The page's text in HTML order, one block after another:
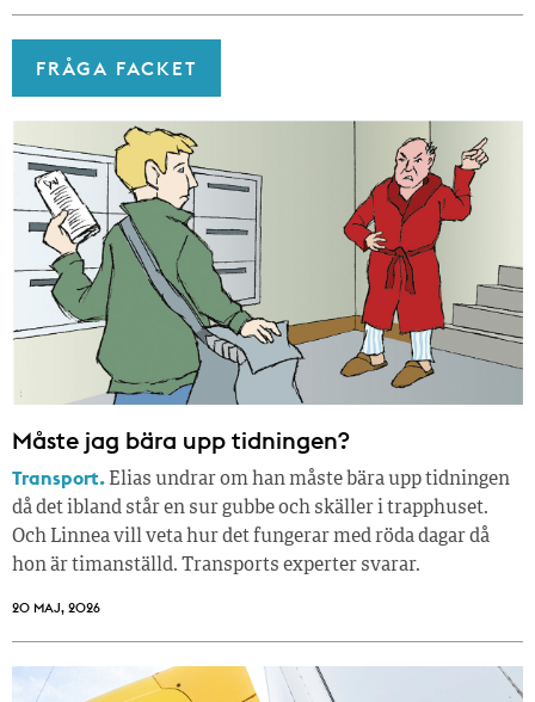
FRÅGA FACKET
Måste jag bära upp tidningen?
Transport. Elias undrar om han måste bära upp tidningen
då det ibland står en sur gubbe och skäller i trapphuset.
Och Linnea vill veta hur det fungerar med röda dagar då
hon är timanställd. Transports experter svarar.
20 MAJ, 2026